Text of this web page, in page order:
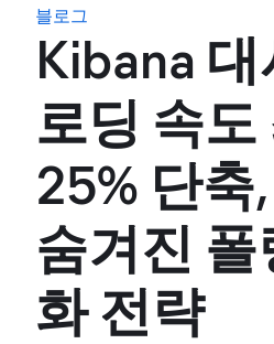
블로그
Kibana
로딩 속도
25% 단축
숨겨진 폴
화 전략